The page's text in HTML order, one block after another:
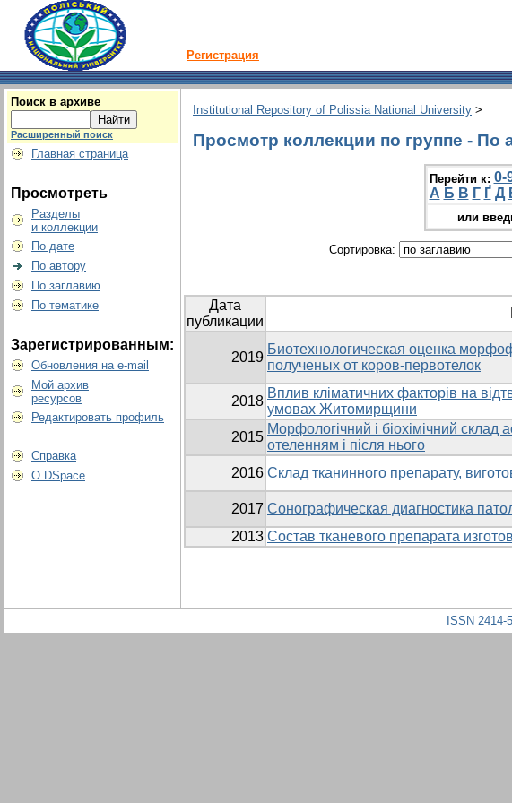
Регистрация
Поиск в архиве
Расширенный поиск
Главная страница
Просмотреть
Разделы
и коллекции
По дате
По автору
По заглавию
По тематике
Зарегистрированным:
Обновления на e-mail
Мой архив
ресурсов
Редактировать профиль
Справка
О DSpace
Institutional Repository of Polissia National University >
Просмотр коллекции по группе - По
Перейти к: 0-
А Б В Г Ґ Д
или
Сортировка:
Дата
публикации
2019
Биотехнологическая оценка
полученых от коров-первотелок
2018
Вплив кліматичних факторів на
умовах Житомирщини
2015
Морфологічний і біохімічний склад
отеленням і після нього
2016 Склад тканинного препарату,
2017 Сонографическая диагностика
2013 Состав тканевого препарата
ISSN 2414-